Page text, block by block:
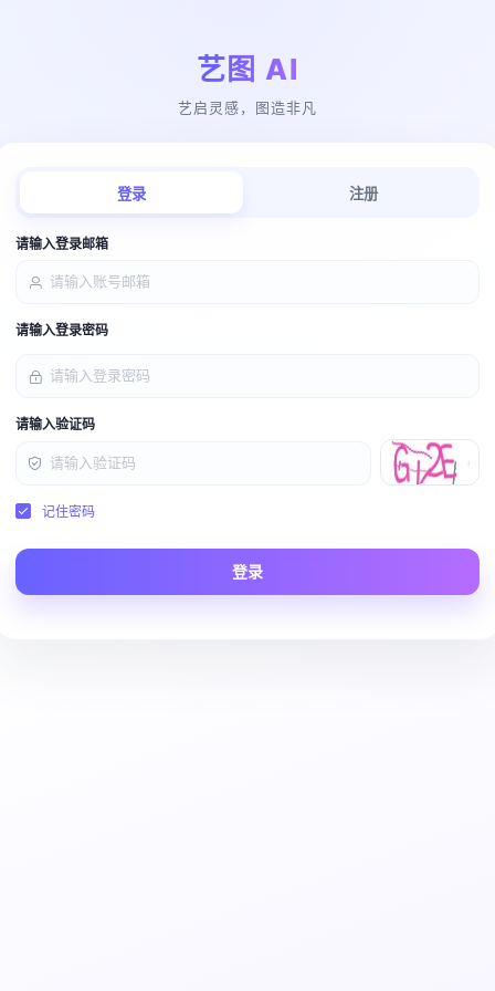
艺图 AI
艺启灵感，图造非凡
登录 注册
请输入登录邮箱
请输入登录密码
请输入验证码
记住密码
登录